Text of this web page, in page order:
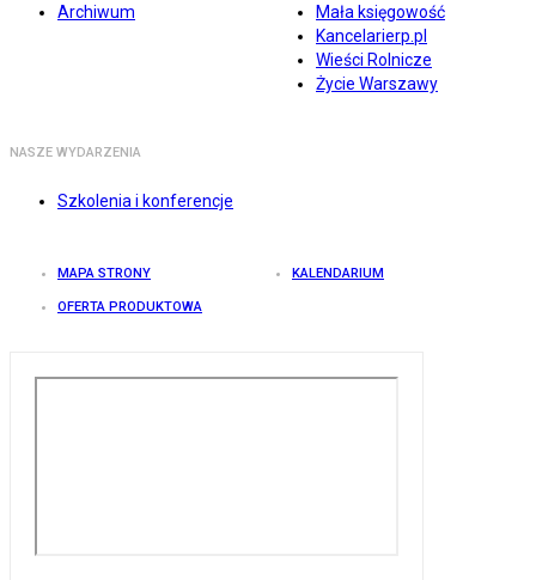
Archiwum
Mała księgowość
Kancelarierp.pl
Wieści Rolnicze
Życie Warszawy
NASZE WYDARZENIA
Szkolenia i konferencje
MAPA STRONY KALENDARIUM
OFERTA PRODUKTOWA